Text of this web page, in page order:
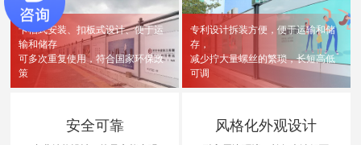
卡槽式安装、扣板式设计、便于运
输和储存
可多次重复使用，符合国家环保政
策
专利设计拆装方便，便于运输和储
存，
减少拧大量螺丝的繁琐，长短高低
可调
安全可靠 风格化外观设计